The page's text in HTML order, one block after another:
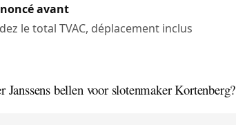
avant
le total TVAC, déplacement inclus
Janssens bellen voor slotenmaker Kortenberg?